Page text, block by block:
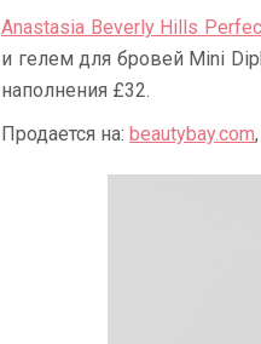
Anastasia Beverly Hills
и гелем для бровей Mini
наполнения £32.
Продается на: beautybay.com,